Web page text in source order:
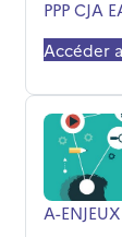
Nom du
PPP CJA
Accéder
A-
Nom du
A-